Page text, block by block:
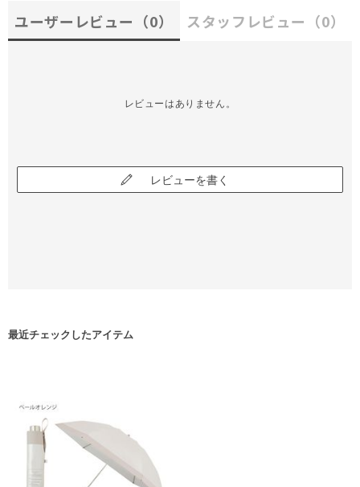
ユーザーレビュー （0） スタッフレビュー （0）
レビューはありません。
レビューを書く
最近チェックしたアイテム